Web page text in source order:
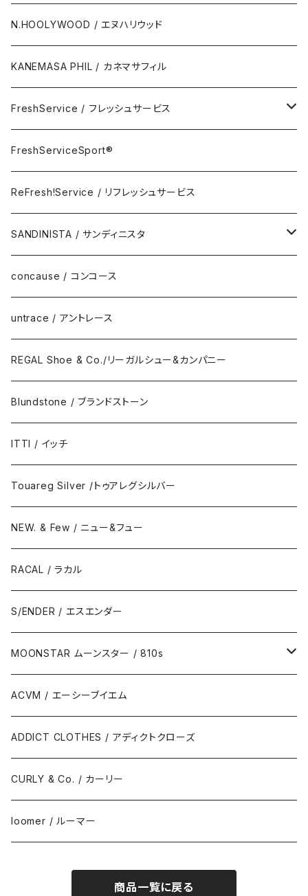
Card Case
Key Hook
Room Spray
Accessory
Eyewear
The Permanent / パーマネント
N.HOOLYWOOD / エヌハリウッド
KANEMASA PHIL / カネマサフィル
FreshService / フレッシュサービス
FreshServiceSport®
ReFresh!Service / リフレッシュサービス
FreshServiceSport®
ReFresh!Service / リフレッシュサービス
SANDINISTA / サンディニスタ
DAILY STANDARD
concause / コンコース
untrace / アントレース
REGAL Shoe & Co./リーガルシュー&カンパニー
Blundstone / ブランドストーン
ITTI / イッチ
Touareg Silver /トゥアレグシルバー
NEW. & Few / ニュー&フュー
RACAL / ラカル
S/ENDER / エスエンダー
MOONSTAR ムーンスター / 810s
MOONSTAR / ムーンスター
810s / エイトテンス
ACVM / エーシーブイエム
ADDICT CLOTHES / アディクトクローズ
CURLY & Co. / カーリー
loomer / ルーマー
商品一覧に戻る